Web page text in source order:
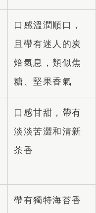
口感溫潤順口，
且帶有迷人的炭
焙氣息，類似焦
糖、堅果香氣
口感甘甜，帶有
淡淡苦澀和清新
茶香
帶有獨特海苔香